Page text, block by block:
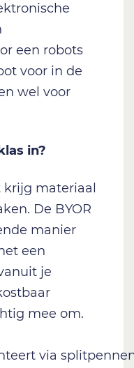
een robots
voor in de
wel voor
in?
krijg materiaal
De BYOR
manier
een
je
mee om.
via